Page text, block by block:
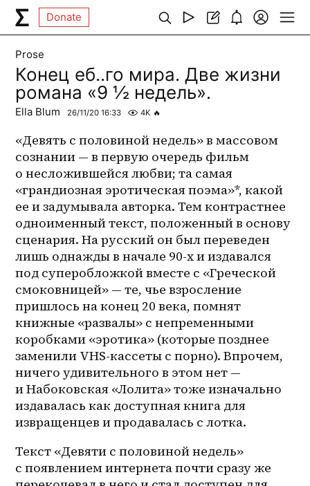
Donate
Prose
Конец еб..го мира. Две жизни
романа «9 ½ недель».
Ella Blum 26/11/20 16:33 4K 🔥
«Девять с половиной недель» в массовом
сознании — в первую очередь фильм
о несложившейся любви; та самая
«грандиозная эротическая поэма»*, какой
ее и задумывала авторка. Тем контрастнее
одноименный текст, положенный в основу
сценария. На русский он был переведен
лишь однажды в начале 90-х и издавался
под суперобложкой вместе с «Греческой
смоковницей» — те, чье взросление
пришлось на конец 20 века, помнят
книжные «развалы» с непременными
коробками «эротика» (которые позднее
заменили VHS-кассеты с порно). Впрочем,
ничего удивительного в этом нет —
и Набоковская «Лолита» тоже изначально
издавалась как доступная книга для
извращенцев и продавалась с лотка.
Текст «Девяти с половиной недель»
с появлением интернета почти сразу же